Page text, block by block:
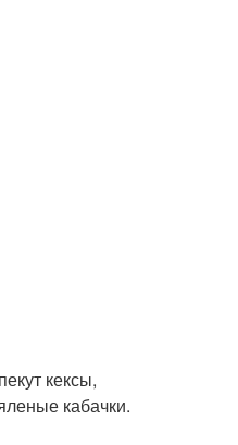
кексы,
кабачки.